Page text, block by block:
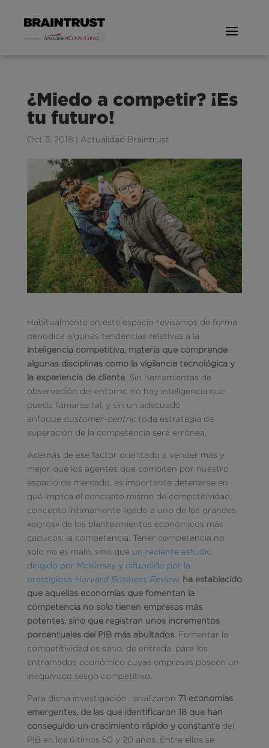
¿Miedo a competir? ¡Es
tu futuro!
Oct 5, 2018 Actualidad Braintrust
Habitualmente en este espacio revisamos de forma
periódica algunas tendencias relativas a la
inteligencia competitiva, materia que comprende
algunas disciplinas como la vigilancia tecnológica y
la experiencia de cliente. Sin herramientas de
observación del entorno no hay inteligencia que
pueda llamarse tal, y sin un adecuado
enfoque customer-centrictoda estrategia de
superación de la competencia será errónea.
Además de ese factor orientado a vender más y
mejor que los agentes que compiten por nuestro
espacio de mercado, es importante detenerse en
qué implica el concepto mismo de competitividad,
concepto íntimamente ligado a uno de los grandes
«ogros» de los planteamientos económicos más
caducos: la competencia. Tener competencia no
solo no es malo, sino que un reciente estudio
dirigido por McKinsey y difundido por la
prestigiosa Harvard Business Review, ha establecido
que aquellas economías que fomentan la
competencia no solo tienen empresas más
potentes, sino que registran unos incrementos
porcentuales del PIB más abultados. Fomentar la
competitividad es sano, de entrada, para los
entramados económico cuyas empresas poseen un
inequívoco sesgo competitivo.
Para dicha investigación , analizaron 71 economías
emergentes, de las que identificaron 18 que han
conseguido un crecimiento rápido y constantedel
PIB en los últimos 50 y 20 años. Entre ellos se